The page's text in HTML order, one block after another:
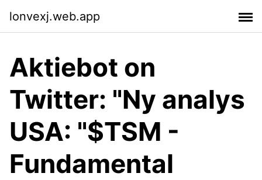
lonvexj.web.app
Aktiebot on
Twitter: "Ny analys
USA: "$TSM -
Fundamental